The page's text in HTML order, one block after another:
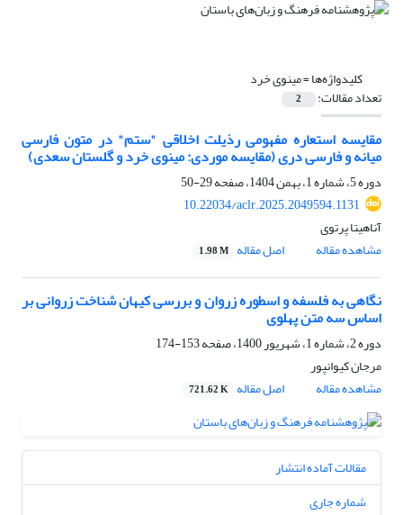
کلیدواژه‌ها =مینوی خرد
تعداد مقالات: 2
مقایسه استعاره مفهومی رذیلت اخلاقی "ستم" در متون فارسی
میانه و فارسی دری (مقایسه موردی: مینوی خرد و گلستان سعدی)
دوره 5، شماره 1، بهمن 1404، صفحه
29-50
10.22034/aclr.2025.2049594.1131
آناهیتا پرتوی
مشاهده مقاله
اصل مقاله 1.98 M
نگاهی به فلسفه و اسطوره زروان و بررسی کیهان شناخت زروانی بر
اساس سه متن پهلوی
دوره 2، شماره 1، شهریور 1400، صفحه
153-174
مرجان کیوانپور
مشاهده مقاله
اصل مقاله 721.62 K
مقالات آماده انتشار
شماره جاری